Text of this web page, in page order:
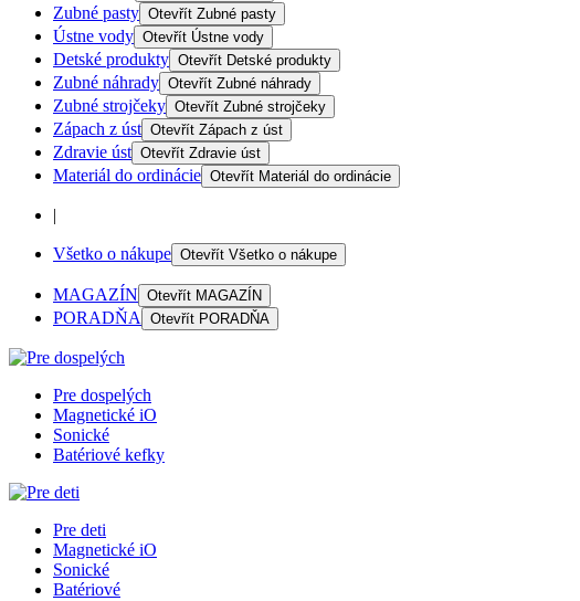
Zubné pasty Otevřít Zubné pasty
Ústne vody Otevřít Ústne vody
Detské produkty Otevřít Detské produkty
Zubné náhrady Otevřít Zubné náhrady
Zubné strojčeky Otevřít Zubné strojčeky
Zápach z úst Otevřít Zápach z úst
Zdravie úst Otevřít Zdravie úst
Materiál do ordinácie Otevřít Materiál do ordinácie
|
Všetko o nákupe Otevřít Všetko o nákupe
MAGAZÍN Otevřít MAGAZÍN
PORADŇA Otevřít PORADŇA
Pre dospelých
Magnetické iO
Sonické
Batériové kefky
Pre deti
Magnetické iO
Sonické
Batériové